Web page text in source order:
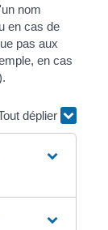
nom
en cas de
pas aux
en cas
déplier